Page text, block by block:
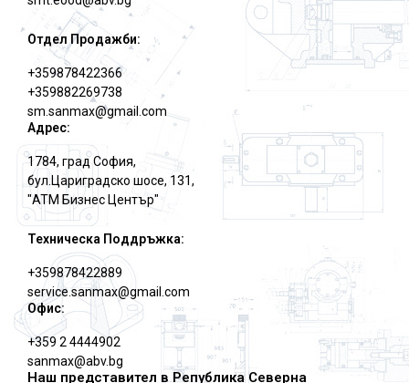
Отдел Продажби:
+359878422366
+359882269738
sm.sanmax@gmail.com
Адрес:
1784, град София,
бул.Цариградско шосе, 131,
"АТМ Бизнес Център"
Техническа Поддръжка:
+359878422889
service.sanmax@gmail.com
Офис:
+359 2 4444902
sanmax@abv.bg
Наш представител в Република Северна